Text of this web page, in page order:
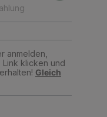
anmelden,
Link klicken und
Gleich